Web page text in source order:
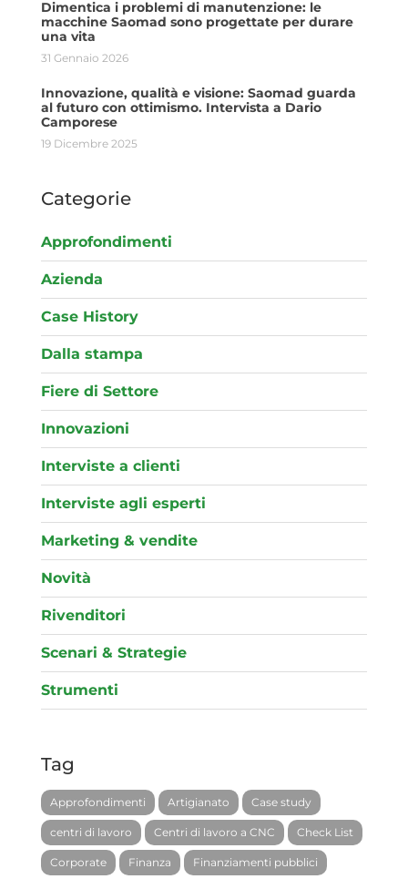
Dimentica i problemi di manutenzione: le
macchine Saomad sono progettate per durare
una vita
31 Gennaio 2026
Innovazione, qualità e visione: Saomad guarda
al futuro con ottimismo. Intervista a Dario
Camporese
19 Dicembre 2025
Categorie
Approfondimenti
Azienda
Case History
Dalla stampa
Fiere di Settore
Innovazioni
Interviste a clienti
Interviste agli esperti
Marketing & vendite
Novità
Rivenditori
Scenari & Strategie
Strumenti
Tag
Approfondimenti Artigianato Case study
centri di lavoro Centri di lavoro a CNC Check List
Corporate Finanza Finanziamenti pubblici